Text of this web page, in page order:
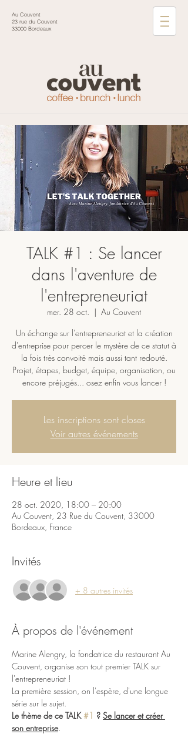
Au Couvent
23 rue du Couvent
33000 Bordeaux
TALK #1 : Se lancer
dans l'aventure de
l'entrepreneuriat
mer. 28 oct.
  |
Au Couvent
Un échange sur l'entrepreneuriat et la création
d'entreprise pour percer le mystère de ce statut à
la fois très convoité mais aussi tant redouté.
Projet, étapes, budget, équipe, organisation, ou
encore préjugés... osez enfin vous lancer !
Les inscriptions sont closes
Voir autres événements
Heure et lieu
28 oct. 2020, 18:00 – 20:00
Au Couvent, 23 Rue du Couvent, 33000
Bordeaux, France
Invités
+ 8 autres invités
À propos de l'événement
Marine Alengry, la fondatrice du restaurant Au
Couvent, organise son tout premier TALK sur
l'entrepreneuriat !
La première session, on l'espère, d'une longue
série sur le sujet.
Le thème de ce TALK #1 ? Se lancer et créer
son entreprise.